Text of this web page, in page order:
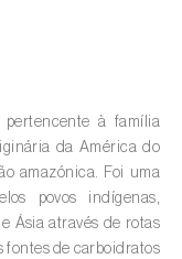
)
)
pertencente à família
da América do
amazónica. Foi uma
povos indígenas,
Ásia através de rotas
fontes de carboidratos